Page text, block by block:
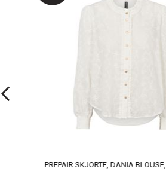
PREPAIR SKJORTE, DANIA BLOUSE, OFF WHITE